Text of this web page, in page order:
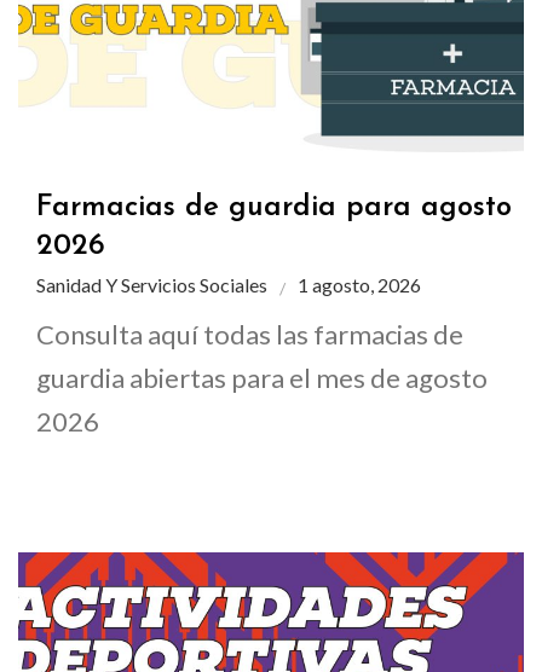
Farmacias de guardia para agosto
2026
Sanidad Y Servicios Sociales 1 agosto, 2026
Consulta aquí todas las farmacias de
guardia abiertas para el mes de agosto
2026